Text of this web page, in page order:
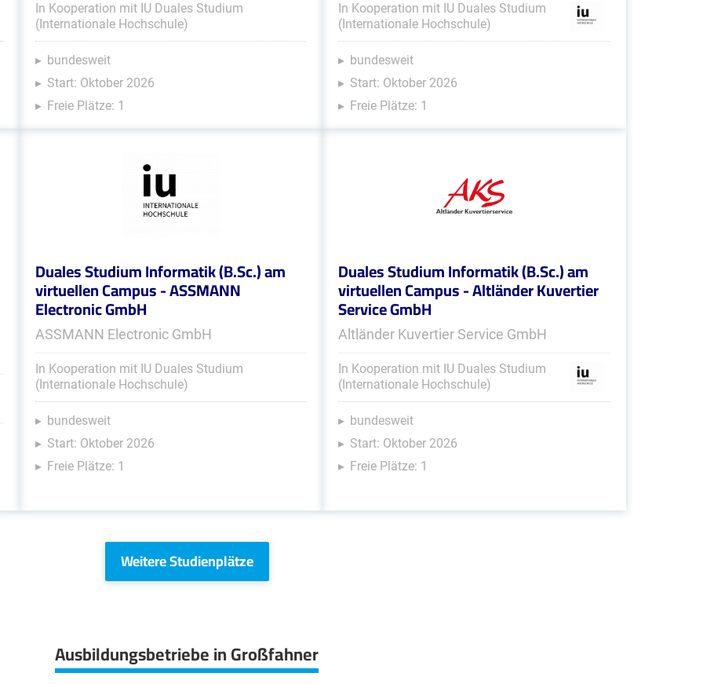
In Kooperation mit IU Duales Studium
(Internationale Hochschule)
bundesweit
Start: Oktober 2026
Freie Plätze: 1
In Kooperation mit IU Duales Studium
(Internationale Hochschule)
bundesweit
Start: Oktober 2026
Freie Plätze: 1
Duales Studium Informatik (B.Sc.) am
virtuellen Campus - ASSMANN
Electronic GmbH
ASSMANN Electronic GmbH
In Kooperation mit IU Duales Studium
(Internationale Hochschule)
bundesweit
Start: Oktober 2026
Freie Plätze: 1
Duales Studium Informatik (B.Sc.) am
virtuellen Campus - Altländer Kuvertier
Service GmbH
Altländer Kuvertier Service GmbH
In Kooperation mit IU Duales Studium
(Internationale Hochschule)
bundesweit
Start: Oktober 2026
Freie Plätze: 1
Weitere Studienplätze
Ausbildungsbetriebe in Großfahner